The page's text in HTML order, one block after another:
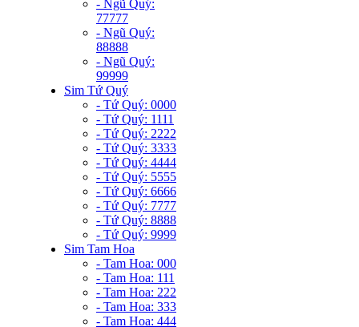
- Ngũ Quý:
77777
- Ngũ Quý:
88888
- Ngũ Quý:
99999
Sim Tứ Quý
- Tứ Quý: 0000
- Tứ Quý: 1111
- Tứ Quý: 2222
- Tứ Quý: 3333
- Tứ Quý: 4444
- Tứ Quý: 5555
- Tứ Quý: 6666
- Tứ Quý: 7777
- Tứ Quý: 8888
- Tứ Quý: 9999
Sim Tam Hoa
- Tam Hoa: 000
- Tam Hoa: 111
- Tam Hoa: 222
- Tam Hoa: 333
- Tam Hoa: 444